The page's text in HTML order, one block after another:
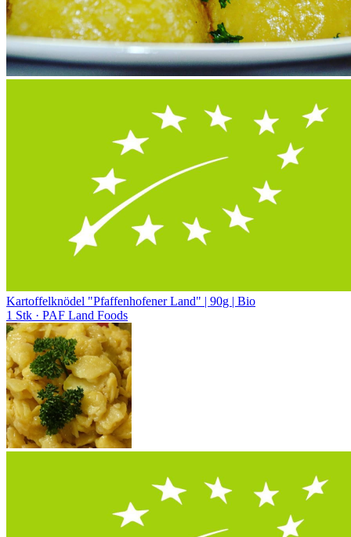
Kartoffelknödel "Pfaffenhofener Land" | 90g | Bio
1 Stk · PAF Land Foods